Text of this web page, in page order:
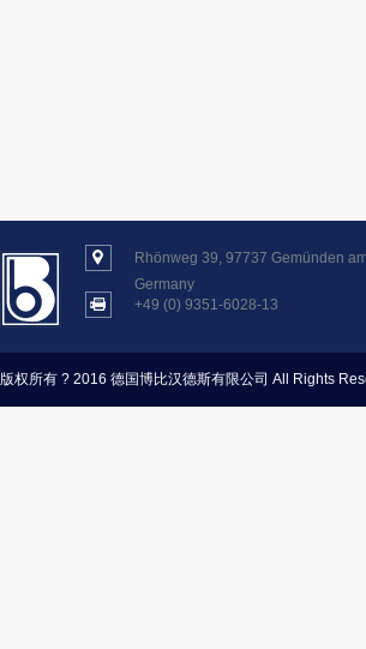
Rhönweg 39, 97737 Gemünden
Germany
+49 (0) 9351-6028-13
版权所有 ? 2016 德国博比汉德斯有限公司 All Rights